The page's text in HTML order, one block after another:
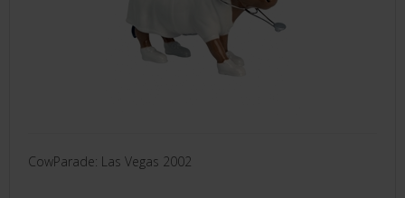
CowParade: Las Vegas 2002